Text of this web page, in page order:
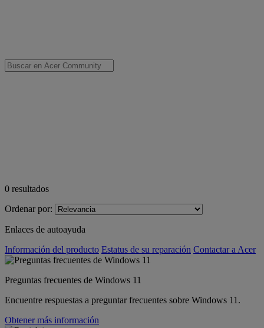
0 resultados
Ordenar por:
Enlaces de autoayuda
Información del producto Estatus de su reparación Contactar a Acer
Preguntas frecuentes de Windows 11
Encuentre respuestas a preguntar frecuentes sobre Windows 11.
Obtener más información